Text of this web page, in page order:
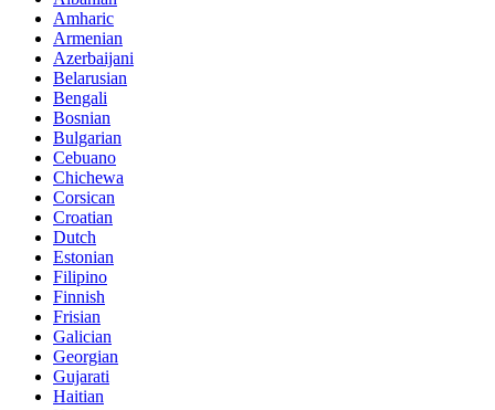
Amharic
Armenian
Azerbaijani
Belarusian
Bengali
Bosnian
Bulgarian
Cebuano
Chichewa
Corsican
Croatian
Dutch
Estonian
Filipino
Finnish
Frisian
Galician
Georgian
Gujarati
Haitian